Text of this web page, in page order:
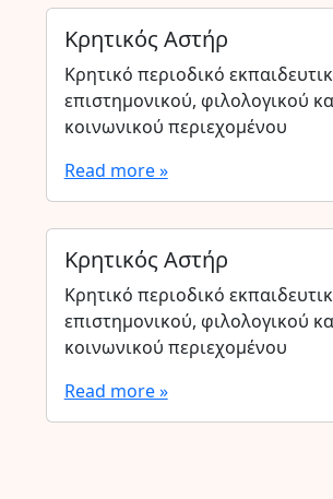
Κρητικός Αστήρ
Κρητικό περιοδικό
επιστημονικού, φιλολογικού
κοινωνικού περιεχομένου
Read more »
Κρητικός Αστήρ
Κρητικό περιοδικό
επιστημονικού, φιλολογικού
κοινωνικού περιεχομένου
Read more »